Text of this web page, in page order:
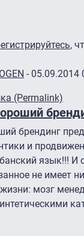
,
- 05.09.2014
(Permalink)
брендинг
и
язык!!! И
не имеет
жизни: мозг